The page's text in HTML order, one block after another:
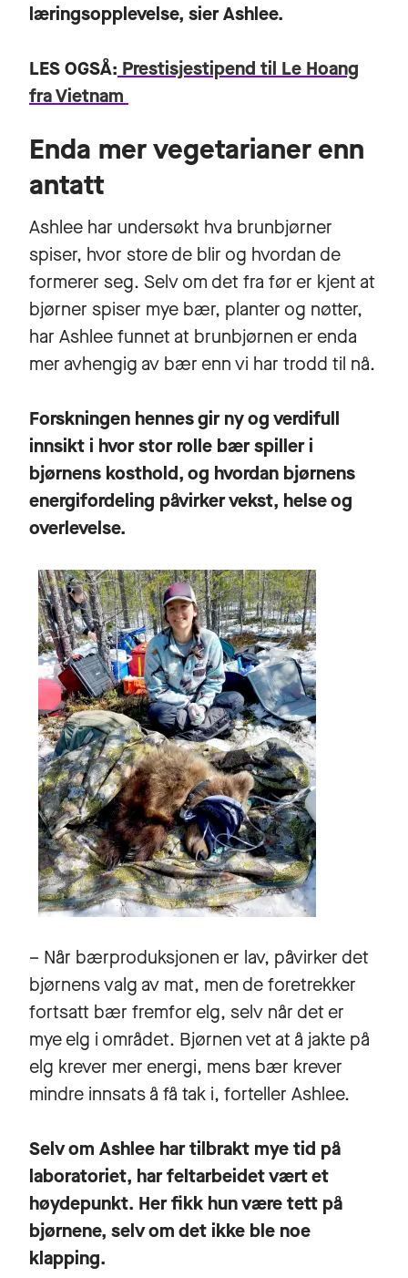
læringsopplevelse, sier Ashlee.
LES OGSÅ: Prestisjestipend til Le Hoang
fra Vietnam
Enda mer vegetarianer enn
antatt
Ashlee har undersøkt hva brunbjørner
spiser, hvor store de blir og hvordan de
formerer seg. Selv om det fra før er kjent at
bjørner spiser mye bær, planter og nøtter,
har Ashlee funnet at brunbjørnen er enda
mer avhengig av bær enn vi har trodd til nå.
Forskningen hennes gir ny og verdifull
innsikt i hvor stor rolle bær spiller i
bjørnens kosthold, og hvordan bjørnens
energifordeling påvirker vekst, helse og
overlevelse.
– Når bærproduksjonen er lav, påvirker det
bjørnens valg av mat, men de foretrekker
fortsatt bær fremfor elg, selv når det er
mye elg i området. Bjørnen vet at å jakte på
elg krever mer energi, mens bær krever
mindre innsats å få tak i, forteller Ashlee.
Selv om Ashlee har tilbrakt mye tid på
laboratoriet, har feltarbeidet vært et
høydepunkt. Her fikk hun være tett på
bjørnene, selv om det ikke ble noe
klapping.